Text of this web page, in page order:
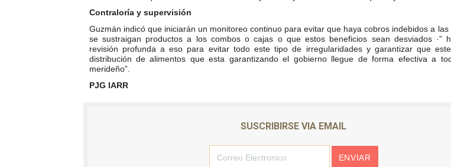
Arnaldo Sánchez reinaugura Parque Recreacional Tilingo del Niño y
Corposalud inició talleres para aspirantes al curso de Emergencia
Contraloría y supervisión
Guzmán indicó que iniciarán un monitoreo continuo para evitar que haya cobros indebidos a las
se sustraigan productos a los combos o cajas o que estos beneficios sean desviados ·”
revisión profunda a eso para evitar todo este tipo de irregularidades y garantizar que
distribución de alimentos que esta garantizando el gobierno llegue de forma efectiva a
merideño”.
PJG IARR
SUSCRIBIRSE VIA EMAIL